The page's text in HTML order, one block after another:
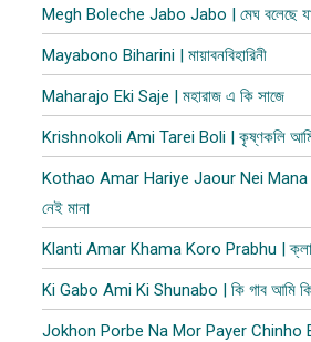
Megh Boleche Jabo Jabo | মেঘ বলেছে
Mayabono Biharini | মায়াবনবিহারিনী
Maharajo Eki Saje | মহারাজ এ কি সাজে
Krishnokoli Ami Tarei Boli | কৃষ্ণকলি আমি
Kothao Amar Hariye Jaour Nei Mana |
নেই মানা
Klanti Amar Khama Koro Prabhu |
Ki Gabo Ami Ki Shunabo | কি গাব আমি কি
Jokhon Porbe Na Mor Payer Chinho